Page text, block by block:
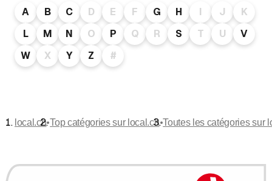
A B C D E F G H I J
K
L
M N O P Q R S T U
V
W
X Y Z #
local.ch•Top catégories sur local.ch•Toutes les catégories sur